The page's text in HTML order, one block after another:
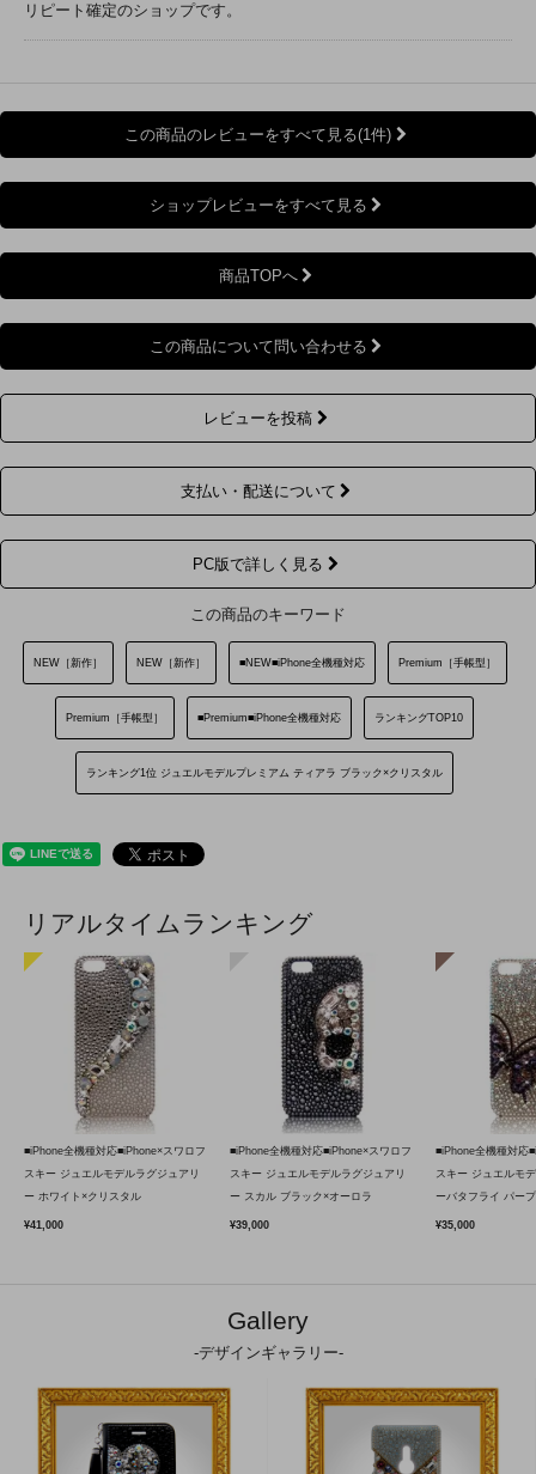
リピート確定のショップです。
この商品のレビューをすべて見る(1件)
ショップレビューをすべて見る
商品TOPへ
この商品について問い合わせる
レビューを投稿
支払い・配送について
PC版で詳しく見る
この商品のキーワード
NEW［新作］ NEW［新作］ ■NEW■iPhone全機種対応 Premium［手帳型］
Premium［手帳型］ ■Premium■iPhone全機種対応 ランキングTOP10
ランキング1位 ジュエルモデルプレミアム ティアラ ブラック×クリスタル
リアルタイムランキング
■iPhone全機種対応■iPhone×スワロフ
スキー ジュエルモデルラグジュアリ
ー ホワイト×クリスタル
¥41,000
■iPhone全機種対応■iPhone×スワロフ
スキー ジュエルモデルラグジュアリ
ー スカル ブラック×オーロラ
¥39,000
■iPhone全機種対応
スキー ジュエルモ
ーバタフライ パー
¥35,000
Gallery
-デザインギャラリー-